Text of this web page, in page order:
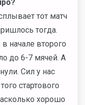
тот матч
тогда.
начале второго
до 6-7 мячей. А
Сил у нас
стартового
хорошо